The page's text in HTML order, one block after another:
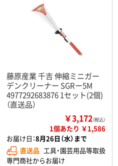
藤原産業 千吉 伸縮ミニガー
デンクリーナー SGRー5M
4977292683876 1セット(2個)
（直送品）
￥3,172（税込）
1個あたり ￥1,586
お届け日：8月26日（水）まで
直送品 工具・園芸用品等取扱
専門商社からお届け